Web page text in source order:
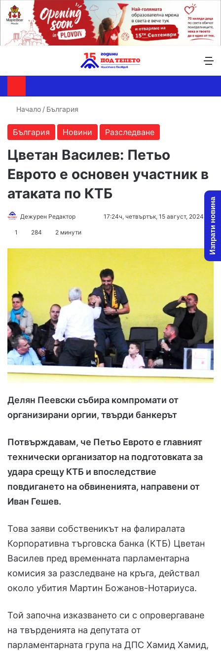
Начало / България
България Новини Разследване
Цветан Василев: Петьо
Еврото е основен участник в
атаката по КТБ
Дежурен Редактор
Send17:24ч, четвъртък, 15 август, 2024
1 284 2 минути
Делян Пеевски събира компромати от
организирани оргии, твърди банкерът
Потвърждавам, че Петьо Еврото е главният
технически организатор на подготoвката за
удара срещу КТБ и впоследствие
повдигането на обвиненията, направени от
Иван Гешев.
Това заяви собственикът на фалиралата
Корпоративна търговска банка (КТБ) Цветан
Василев пред временната парламентарна
комисия за разследване на кръга, действал
около убития Мартин Божанов-Нотариуса.
Той започна изказването си с опровергаване
на твърденията на депутата от
парламентарната група на ДПС Хамид Хамид,
Изпрати новина